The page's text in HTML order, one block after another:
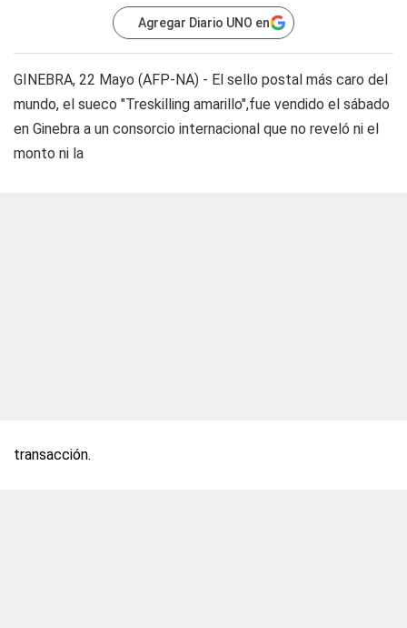
Agregar Diario UNO en
GINEBRA, 22 Mayo (AFP-NA) - El sello postal más caro del
mundo, el sueco "Treskilling amarillo",fue vendido el sábado
en Ginebra a un consorcio internacional que no reveló ni el
monto ni la
transacción.